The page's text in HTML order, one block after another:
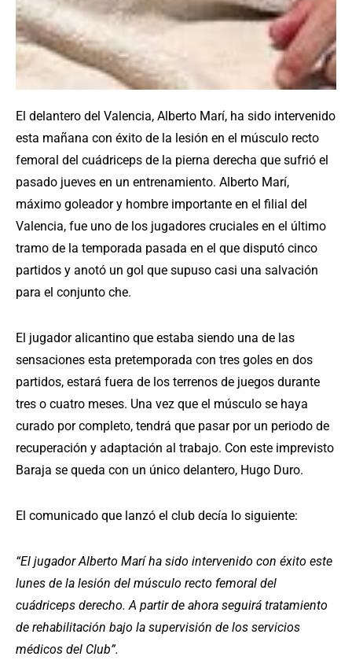
El delantero del Valencia, Alberto Marí, ha sido intervenido
esta mañana con éxito de la lesión en el músculo recto
femoral del cuádriceps de la pierna derecha que sufrió el
pasado jueves en un entrenamiento. Alberto Marí,
máximo goleador y hombre importante en el filial del
Valencia, fue uno de los jugadores cruciales en el último
tramo de la temporada pasada en el que disputó cinco
partidos y anotó un gol que supuso casi una salvación
para el conjunto che.
El jugador alicantino que estaba siendo una de las
sensaciones esta pretemporada con tres goles en dos
partidos, estará fuera de los terrenos de juegos durante
tres o cuatro meses. Una vez que el músculo se haya
curado por completo, tendrá que pasar por un periodo de
recuperación y adaptación al trabajo. Con este imprevisto
Baraja se queda con un único delantero, Hugo Duro.
El comunicado que lanzó el club decía lo siguiente:
“El jugador Alberto Marí ha sido intervenido con éxito este
lunes de la lesión del músculo recto femoral del
cuádriceps derecho. A partir de ahora seguirá tratamiento
de rehabilitación bajo la supervisión de los servicios
médicos del Club”.